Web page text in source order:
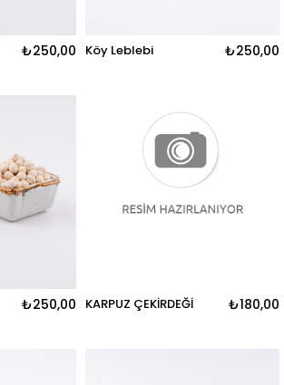
₺250,00 Köy Leblebi ₺250,00
₺250,00 KARPUZ ÇEKİRDEĞİ ₺180,00